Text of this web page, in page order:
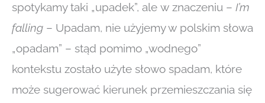
spotykamy taki „upadek”, ale w znaczeniu – I’m
falling – Upadam, nie użyjemy w polskim słowa
„opadam” – stąd pomimo „wodnego”
kontekstu zostało użyte słowo spadam, które
może sugerować kierunek przemieszczania się